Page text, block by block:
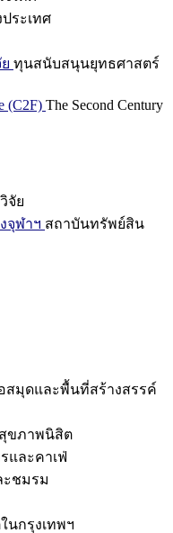
ระเทศ
ทุนสนับสนุนยุทธศาสตร์
(C2F) The Second Century
จัย
จุฬาฯ สถาบันทรัพย์สิน
สมุดและพื้นที่สร้างสรรค์
ขภาพนิสิต
และคาเฟ่
ะชมรม
นกรุงเทพฯ